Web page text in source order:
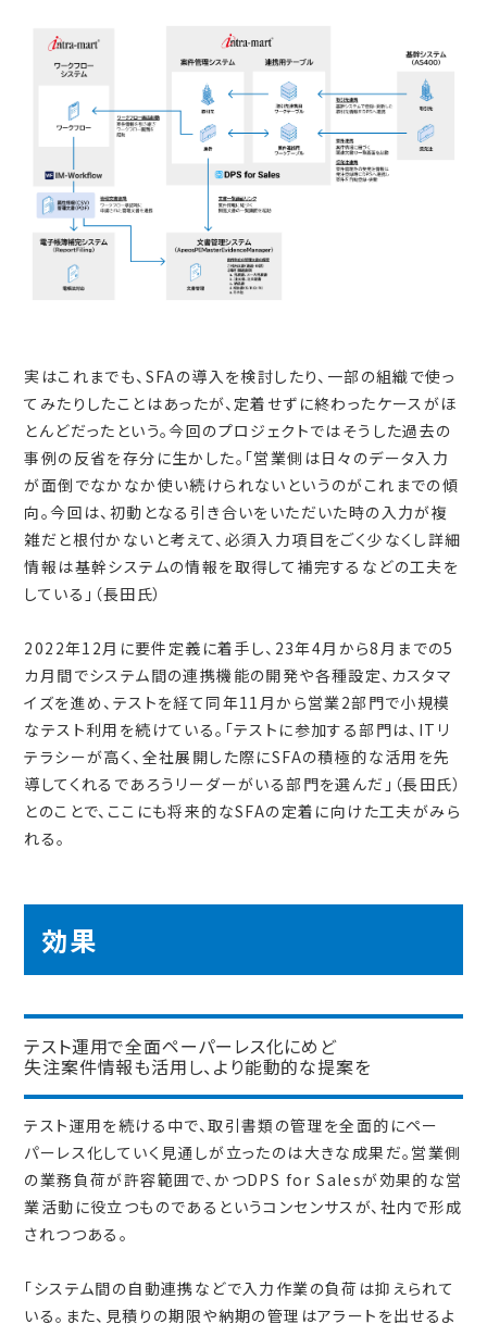
実はこれまでも、SFAの導入を検討したり、一部の組織で使っ
てみたりしたことはあったが、定着せずに終わったケースがほ
とんどだったという。今回のプロジェクトではそうした過去の
事例の反省を存分に生かした。「営業側は日々のデータ入力
が面倒でなかなか使い続けられないというのがこれまでの傾
向。今回は、初動となる引き合いをいただいた時の入力が複
雑だと根付かないと考えて、必須入力項目をごく少なくし詳細
情報は基幹システムの情報を取得して補完するなどの工夫を
している」（長田氏）
2022年12月に要件定義に着手し、23年4月から8月までの5
カ月間でシステム間の連携機能の開発や各種設定、カスタマ
イズを進め、テストを経て同年11月から営業2部門で小規模
なテスト利用を続けている。「テストに参加する部門は、ITリ
テラシーが高く、全社展開した際にSFAの積極的な活用を先
導してくれるであろうリーダーがいる部門を選んだ」（長田氏）
とのことで、ここにも将来的なSFAの定着に向けた工夫がみら
れる。
効果
テスト運用で全面ペーパーレス化にめど
失注案件情報も活用し、より能動的な提案を
テスト運用を続ける中で、取引書類の管理を全面的にペー
パーレス化していく見通しが立ったのは大きな成果だ。営業側
の業務負荷が許容範囲で、かつDPS for Salesが効果的な営
業活動に役立つものであるというコンセンサスが、社内で形成
されつつある。
「システム間の自動連携などで入力作業の負荷は抑えられて
いる。また、見積りの期限や納期の管理はアラートを出せるよ